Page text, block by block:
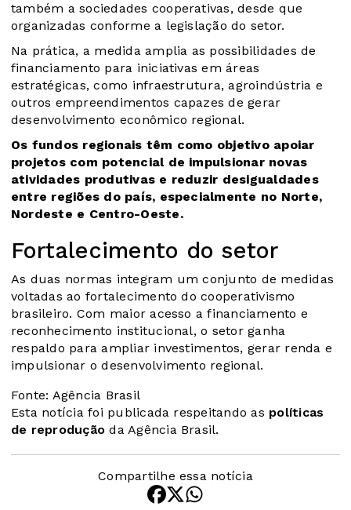
também a sociedades cooperativas, desde que
organizadas conforme a legislação do setor.
Na prática, a medida amplia as possibilidades de
financiamento para iniciativas em áreas
estratégicas, como infraestrutura, agroindústria e
outros empreendimentos capazes de gerar
desenvolvimento econômico regional.
Os fundos regionais têm como objetivo apoiar
projetos com potencial de impulsionar novas
atividades produtivas e reduzir desigualdades
entre regiões do país, especialmente no Norte,
Nordeste e Centro-Oeste.
Fortalecimento do setor
As duas normas integram um conjunto de medidas
voltadas ao fortalecimento do cooperativismo
brasileiro. Com maior acesso a financiamento e
reconhecimento institucional, o setor ganha
respaldo para ampliar investimentos, gerar renda e
impulsionar o desenvolvimento regional.
Fonte: Agência Brasil
Esta notícia foi publicada respeitando as políticas
de reprodução da Agência Brasil.
Compartilhe essa notícia